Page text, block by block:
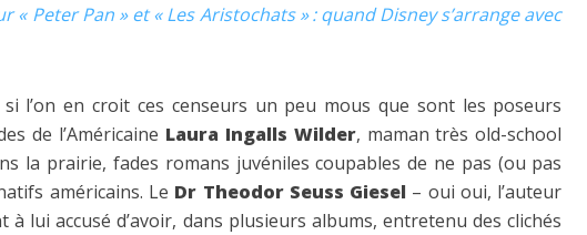
« Peter Pan » et « Les Aristochats » : quand Disney s’arrange avec
l’on en croit ces censeurs un peu mous que sont les poseurs
de l’Américaine Laura Ingalls Wilder, maman très old-school
la prairie, fades romans juvéniles coupables de ne pas (ou pas
américains. Le Dr Theodor Seuss Giesel – oui oui, l’auteur
lui accusé d’avoir, dans plusieurs albums, entretenu des clichés